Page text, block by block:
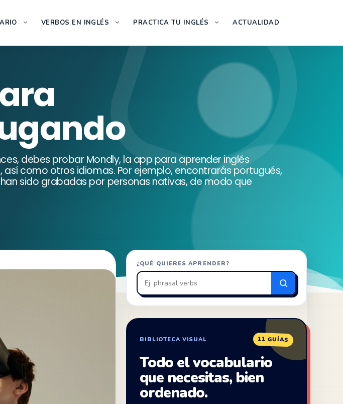
VERBOS EN INGLÉS PRACTICA TU INGLÉS ACTUALIDAD
debes probar Mondly, la app para aprender inglés
como otros idiomas. Por ejemplo, encontrarás portugués,
sido grabadas por personas nativas, de modo que
¿QUÉ QUIERES APRENDER?
Buscar
en
ZonaIngles
BIBLIOTECA VISUAL 11 GUÍAS
Todo el vocabulario
que necesitas, bien
ordenado.